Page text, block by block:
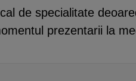
de specialitate
prezentarii la